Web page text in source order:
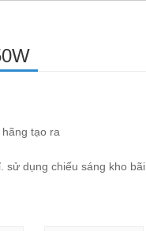
tạo ra
dụng chiếu sáng kho bãi,